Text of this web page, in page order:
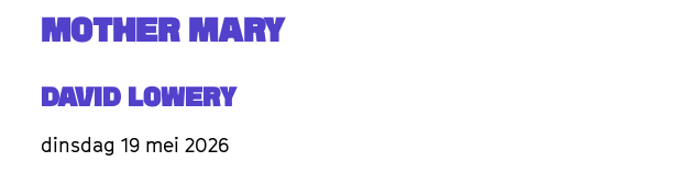
MOTHER MARY
David Lowery
dinsdag 19 mei 2026